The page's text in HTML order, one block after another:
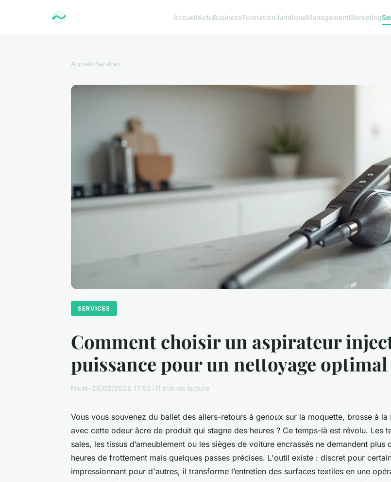
AccueilActuBusinessFormationJuridiqueManagementMarketing
Accueil›Services
SERVICES
Comment choisir un aspirateur
puissance pour un nettoyage optimal
Nicet•26/02/2026 17:52•11 min de lecture
Vous vous souvenez du ballet des allers-retours à genoux sur la moquette, brosse à la
avec cette odeur âcre de produit qui stagne des heures ? Ce temps-là est révolu. Les
sales, les tissus d’ameublement ou les sièges de voiture encrassés ne demandent plus
heures de frottement mais quelques passes précises. L'outil existe : discret pour
impressionnant pour d'autres, il transforme l’entretien des surfaces textiles en une